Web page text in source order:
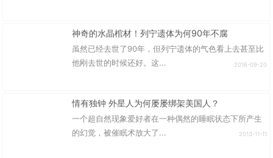
神奇的水晶棺材！列宁遗体为何90年不腐
虽然已经去世了90年，但列宁遗体的气色看上去甚至比
他刚去世的时候还好。这...
2016-09-20
情有独钟 外星人为何屡屡绑架美国人？
一个超自然现象爱好者在一种偶然的睡眠状态下所产生
的幻觉，被催眠术放大了...
2013-11-11